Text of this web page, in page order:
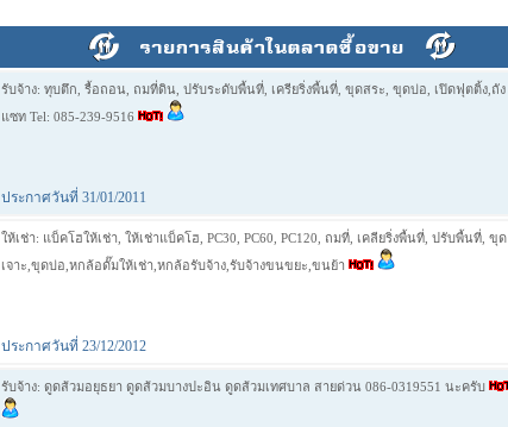
รับจ้าง: ทุบตึก, รื้อถอน, ถมที่ดิน, ปรับระดับพื้นที่, เครียริ่งพื้นที่, ขุดสระ, ขุดบ่อ, เปิดฟุตติ้ง,ถัง
แซท Tel: 085-239-9516
ประกาศวันที่ 31/01/2011
ให้เช่า: แบ็คโฮให้เช่า, ให้เช่าแบ็คโฮ, PC30, PC60, PC120, ถมที่, เคลียริ่งพื้นที่, ปรับพื้นที่, ขุด
เจาะ,ขุดบ่อ,หกล้อดั๊มให้เช่า,หกล้อรับจ้าง,รับจ้างขนขยะ,ขนย้า
ประกาศวันที่ 23/12/2012
รับจ้าง: ดูดส้วมอยุธยา ดูดส้วมบางปะอิน ดูดส้วมเทศบาล สายด่วน 086-0319551 นะครับ